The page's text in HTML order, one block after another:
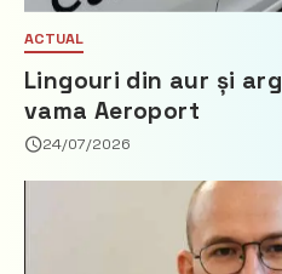
ACTUAL
Lingouri din aur și
vama Aeroport
24/07/2026